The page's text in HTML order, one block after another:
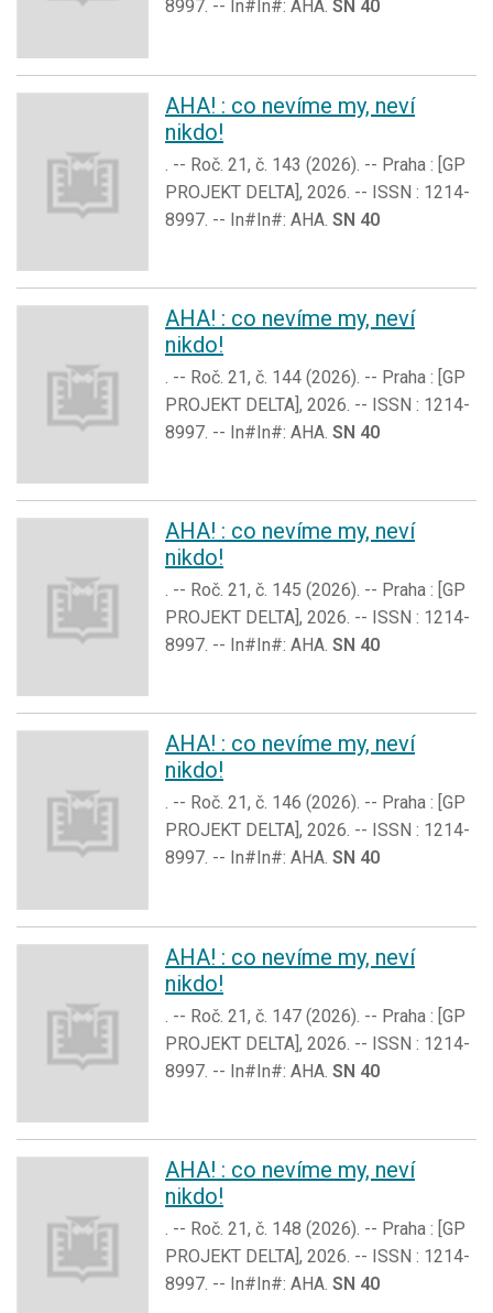
8997. -- In#In#: AHA. SN 40
AHA! : co nevíme my, neví
nikdo!
. -- Roč. 21, č. 143 (2026). -- Praha : [GP
PROJEKT DELTA], 2026. -- ISSN : 1214-
8997. -- In#In#: AHA. SN 40
AHA! : co nevíme my, neví
nikdo!
. -- Roč. 21, č. 144 (2026). -- Praha : [GP
PROJEKT DELTA], 2026. -- ISSN : 1214-
8997. -- In#In#: AHA. SN 40
AHA! : co nevíme my, neví
nikdo!
. -- Roč. 21, č. 145 (2026). -- Praha : [GP
PROJEKT DELTA], 2026. -- ISSN : 1214-
8997. -- In#In#: AHA. SN 40
AHA! : co nevíme my, neví
nikdo!
. -- Roč. 21, č. 146 (2026). -- Praha : [GP
PROJEKT DELTA], 2026. -- ISSN : 1214-
8997. -- In#In#: AHA. SN 40
AHA! : co nevíme my, neví
nikdo!
. -- Roč. 21, č. 147 (2026). -- Praha : [GP
PROJEKT DELTA], 2026. -- ISSN : 1214-
8997. -- In#In#: AHA. SN 40
AHA! : co nevíme my, neví
nikdo!
. -- Roč. 21, č. 148 (2026). -- Praha : [GP
PROJEKT DELTA], 2026. -- ISSN : 1214-
8997. -- In#In#: AHA. SN 40